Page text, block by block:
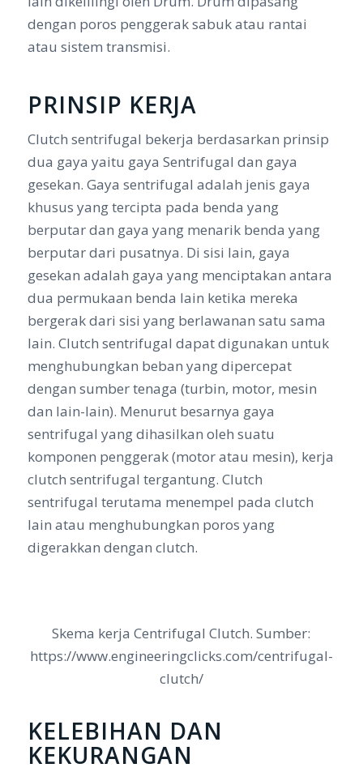
dengan poros penggerak sabuk atau rantai
atau sistem transmisi.
PRINSIP KERJA
Clutch sentrifugal bekerja berdasarkan prinsip
dua gaya yaitu gaya Sentrifugal dan gaya
gesekan. Gaya sentrifugal adalah jenis gaya
khusus yang tercipta pada benda yang
berputar dan gaya yang menarik benda yang
berputar dari pusatnya. Di sisi lain, gaya
gesekan adalah gaya yang menciptakan antara
dua permukaan benda lain ketika mereka
bergerak dari sisi yang berlawanan satu sama
lain. Clutch sentrifugal dapat digunakan untuk
menghubungkan beban yang dipercepat
dengan sumber tenaga (turbin, motor, mesin
dan lain-lain). Menurut besarnya gaya
sentrifugal yang dihasilkan oleh suatu
komponen penggerak (motor atau mesin), kerja
clutch sentrifugal tergantung. Clutch
sentrifugal terutama menempel pada clutch
lain atau menghubungkan poros yang
digerakkan dengan clutch.
Skema kerja Centrifugal Clutch. Sumber:
https://www.engineeringclicks.com/centrifugal-
clutch/
KELEBIHAN DAN
KEKURANGAN